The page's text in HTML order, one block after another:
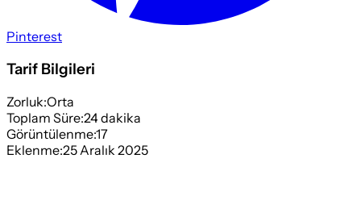
Pinterest
Tarif Bilgileri
Zorluk:Orta
Toplam Süre:24dakika
Görüntülenme:17
Eklenme:25 Aralık 2025